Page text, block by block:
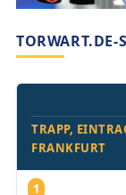
TORWART.DE-
TRAPP,
FRANKFURT
1